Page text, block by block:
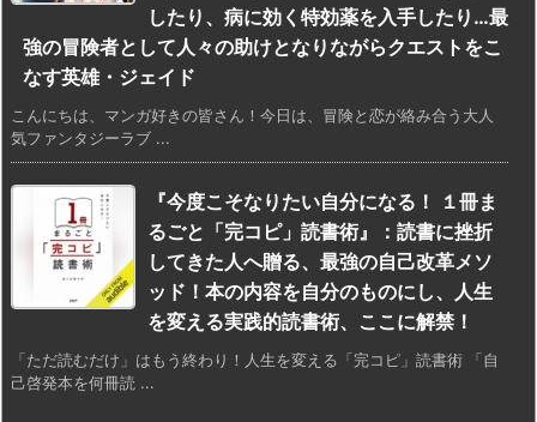
したり、病に効く特効薬を入手したり…最
強の冒険者として人々の助けとなりながらクエストをこ
なす英雄・ジェイド
こんにちは、マンガ好きの皆さん！今日は、冒険と恋が絡み合う大人
気ファンタジーラブ ...
『今度こそなりたい自分になる！ １冊ま
るごと「完コピ」読書術』：読書に挫折
してきた人へ贈る、最強の自己改革メソ
ッド！本の内容を自分のものにし、人生
を変える実践的読書術、ここに解禁！
「ただ読むだけ」はもう終わり！人生を変える「完コピ」読書術 「自
己啓発本を何冊読 ...